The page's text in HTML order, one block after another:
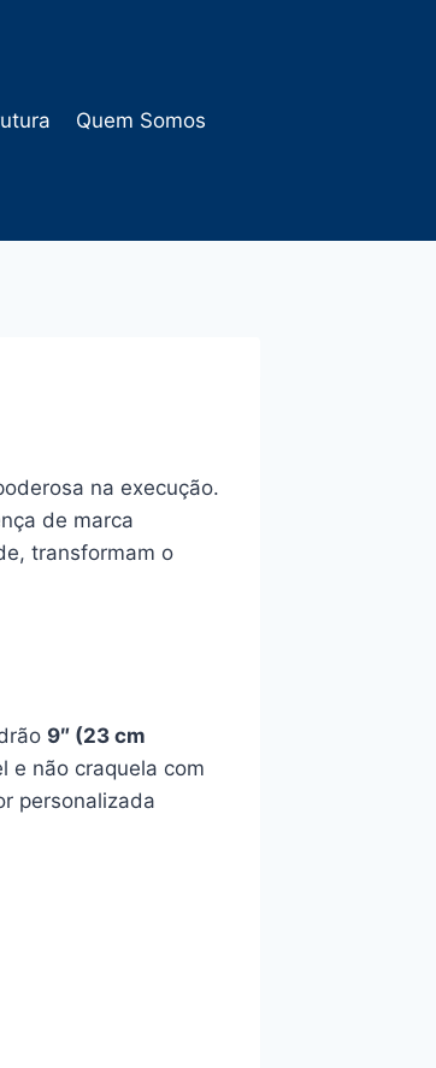
Quem Somos
na execução.
de marca
transformam o
9″ (23 cm
e não craquela com
personalizada